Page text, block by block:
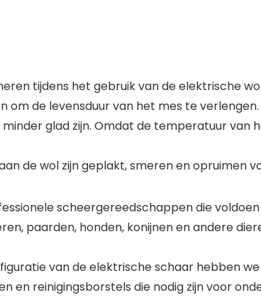
tijdens het gebruik van de elektrische
om de levensduur van het mes te verlengen.
glad zijn. Omdat de temperatuur van
de wol zijn geplakt, smeren en opruimen
scheergereedschappen die
paarden, honden, konijnen en andere
van de elektrische schaar
en reinigingsborstels die nodig zijn voor